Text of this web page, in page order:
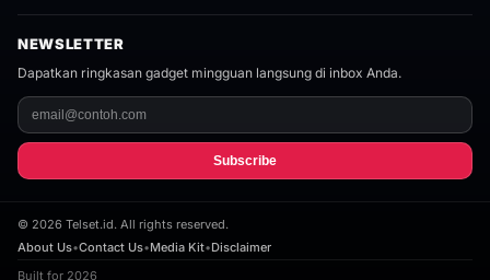
NEWSLETTER
Dapatkan ringkasan gadget mingguan langsung di inbox Anda.
Subscribe
© 2026 Telset.id. All rights reserved.
About Us•Contact Us•Media Kit•Disclaimer
Built for 2026